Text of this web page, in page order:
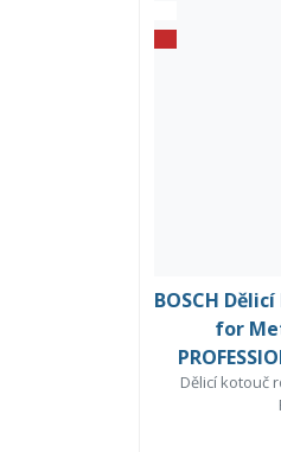
BOSCH
for
Dělicí kotouč